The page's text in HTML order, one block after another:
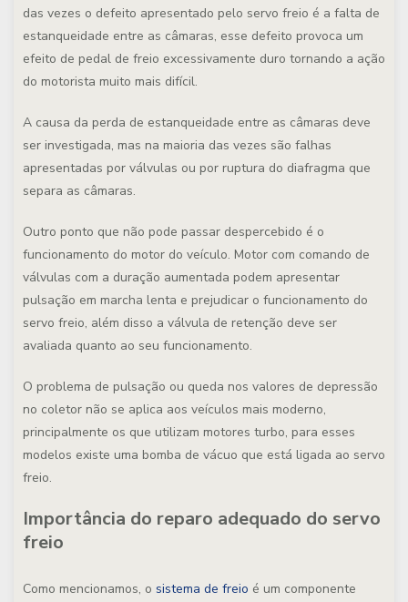
das vezes o defeito apresentado pelo servo freio é a falta de
estanqueidade entre as câmaras, esse defeito provoca um
efeito de pedal de freio excessivamente duro tornando a ação
do motorista muito mais difícil.
A causa da perda de estanqueidade entre as câmaras deve
ser investigada, mas na maioria das vezes são falhas
apresentadas por válvulas ou por ruptura do diafragma que
separa as câmaras.
Outro ponto que não pode passar despercebido é o
funcionamento do motor do veículo. Motor com comando de
válvulas com a duração aumentada podem apresentar
pulsação em marcha lenta e prejudicar o funcionamento do
servo freio, além disso a válvula de retenção deve ser
avaliada quanto ao seu funcionamento.
O problema de pulsação ou queda nos valores de depressão
no coletor não se aplica aos veículos mais moderno,
principalmente os que utilizam motores turbo, para esses
modelos existe uma bomba de vácuo que está ligada ao servo
freio.
Importância do reparo adequado do servo
freio
Como mencionamos, o sistema de freio é um componente